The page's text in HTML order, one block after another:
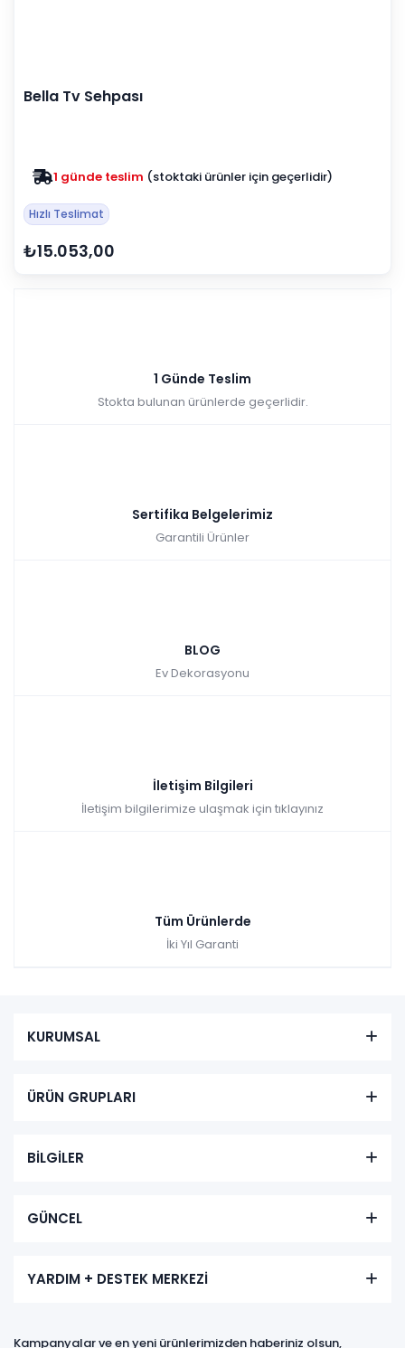
Bella Tv Sehpası
1 günde teslim (stoktaki ürünler için geçerlidir)
Hızlı Teslimat
₺15.053,00
1 Günde Teslim
Stokta bulunan ürünlerde geçerlidir.
Sertifika Belgelerimiz
Garantili Ürünler
BLOG
Ev Dekorasyonu
İletişim Bilgileri
İletişim bilgilerimize ulaşmak için tıklayınız
Tüm Ürünlerde
İki Yıl Garanti
KURUMSAL
ÜRÜN GRUPLARI
BİLGİLER
GÜNCEL
YARDIM + DESTEK MERKEZİ
Kampanyalar ve en yeni ürünlerimizden haberiniz olsun,